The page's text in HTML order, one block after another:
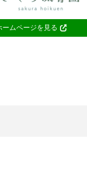
ームページを見る